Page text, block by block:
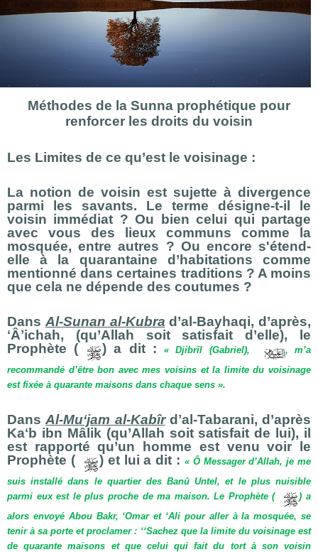
Méthodes de la Sunna prophétique pour
renforcer les droits du voisin
Les Limites de ce qu’est le voisinage :
La notion de voisin est sujette à divergence
parmi les savants. Le terme désigne-t-il le
voisin immédiat ? Ou bien celui qui partage
avec vous des lieux communs comme la
mosquée, entre autres ? Ou encore s'étend-
elle à la quarantaine d’habitations comme
mentionné dans certaines traditions ? A moins
que cela ne dépende des coutumes ?
Dans Al-Sunan al-Kubra d’al-Bayhaqi, d’après,
ʻȂʼichah, (qu’Allah soit satisfait d’elle), le
Prophète (
) a dit :« Djibrîl (Gabriel),
, m’a
recommandé d’être bon avec mes voisins et la limite du voisinage
est fixée à quarante maisons dans chaque sens ».
DansAl-Muʻjam al-Kabîrdʼal-Tabarani, d’après
Kaʻb ibn Mâlik (qu’Allah soit satisfait de lui), il
est rapporté qu’un homme est venu voir le
Prophète (
) et lui a dit : « Ô Messager d’Allah, je me
suis installé dans le quartier des Banû Untel, et le plus nuisible
parmi eux est le plus proche de ma maison. Le Prophète (
) a
alors envoyé Abou Bakr, ‘Omar et ‘Ali pour aller à la mosquée, se
tenir à sa porte et proclamer : ‘‘Sachez que la limite du voisinage est
de quarante maisons et que celui qui fait du tort à son voisin